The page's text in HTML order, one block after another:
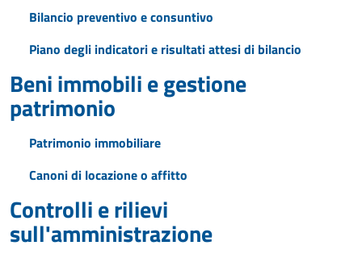
Bilancio preventivo e consuntivo
Piano degli indicatori e risultati attesi di bilancio
Beni immobili e gestione
patrimonio
Patrimonio immobiliare
Canoni di locazione o affitto
Controlli e rilievi
sull'amministrazione